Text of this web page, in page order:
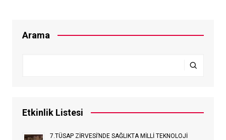
Arama
Etkinlik Listesi
7.TÜSAP ZİRVESİ’NDE SAĞLIKTA MİLLİ TEKNOLOJİ